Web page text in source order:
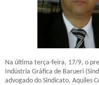
Na última terça-feira, 17/9, o
Indústria Gráfica de Barueri
advogado do Sindicato, Aquiles